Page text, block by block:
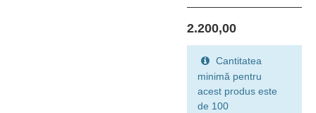
2.200,00
Cantitatea
minimă pentru
acest produs este
de 100